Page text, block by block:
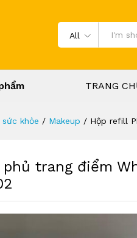
All
TRANG
khỏe / Makeup / Hộp refill
trang điểm